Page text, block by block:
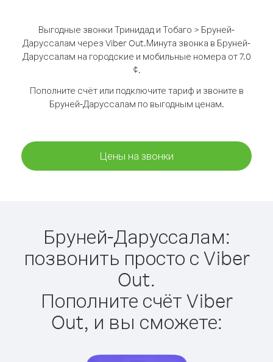
Выгодные звонки Тринидад и Тобаго > Бруней-
Даруссалам через Viber Out.Минута звонка в Бруней-
Даруссалам на городские и мобильные номера от 7.0
¢.
Пополните счёт или подключите тариф и звоните в
Бруней-Даруссалам по выгодным ценам.
Цены на звонки
Бруней-Даруссалам:
позвонить просто с Viber
Out.
Пополните счёт Viber
Out, и вы сможете: